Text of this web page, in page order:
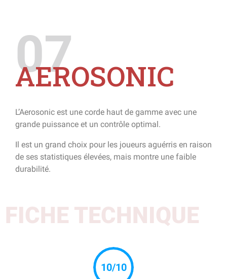
07
AEROSONIC
L’Aerosonic est une corde haut de gamme avec une
grande puissance et un contrôle optimal.
Il est un grand choix pour les joueurs aguérris en raison
de ses statistiques élevées, mais montre une faible
durabilité.
FICHE TECHNIQUE
10/10